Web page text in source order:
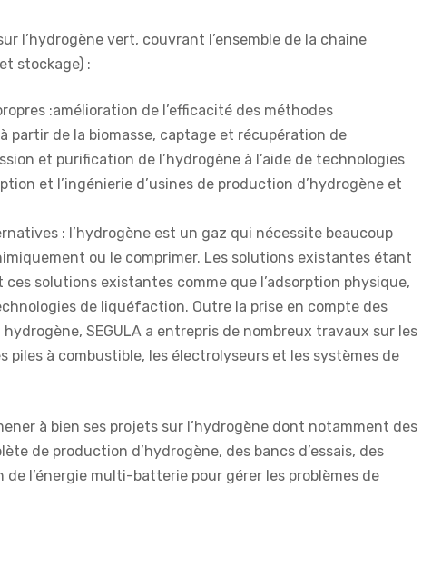
l’hydrogène vert, couvrant l’ensemble de la chaîne
stockage) :
:amélioration de l’efficacité des méthodes
partir de la biomasse, captage et récupération de
et purification de l’hydrogène à l’aide de technologies
et l’ingénierie d’usines de production d’hydrogène et
: l’hydrogène est un gaz qui nécessite beaucoup
ou le comprimer. Les solutions existantes étant
solutions existantes comme que l’adsorption physique,
de liquéfaction. Outre la prise en compte des
SEGULA a entrepris de nombreux travaux sur les
piles à combustible, les électrolyseurs et les systèmes de
à bien ses projets sur l’hydrogène dont notamment des
de production d’hydrogène, des bancs d’essais, des
de l’énergie multi-batterie pour gérer les problèmes de